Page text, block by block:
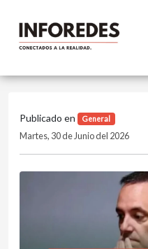
Publicado en General
Martes, 30 de Junio del 2026